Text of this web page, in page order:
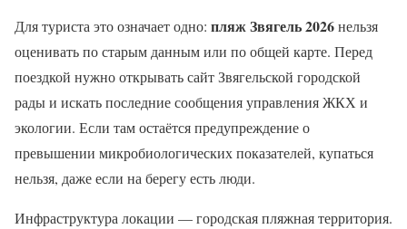
Для туриста это означает одно: пляж Звягель 2026нельзя
оценивать по старым данным или по общей карте. Перед
поездкой нужно открывать сайт Звягельской городской
рады и искать последние сообщения управления ЖКХ и
экологии. Если там остаётся предупреждение о
превышении микробиологических показателей, купаться
нельзя, даже если на берегу есть люди.
Инфраструктура локации — городская пляжная территория.